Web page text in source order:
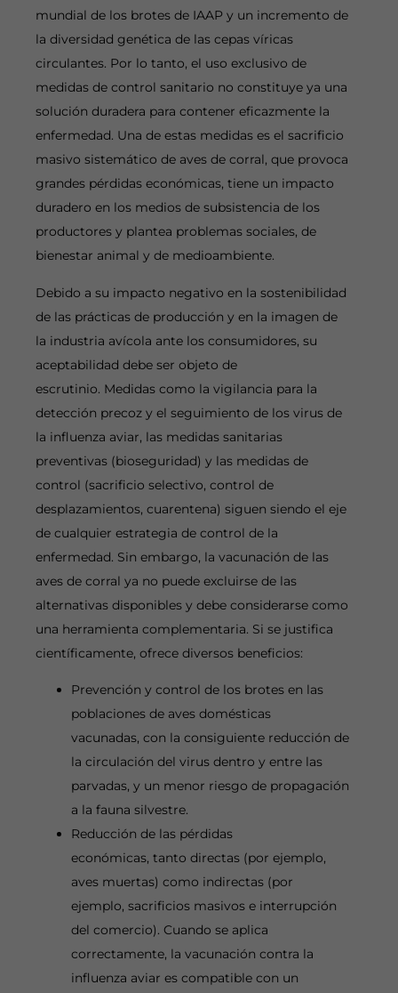
mundial de los brotes de IAAP y un incremento de
la diversidad genética de las cepas víricas
circulantes. Por lo tanto, el uso exclusivo de
medidas de control sanitario no constituye ya una
solución duradera para contener eficazmente la
enfermedad. Una de estas medidas es el sacrificio
masivo sistemático de aves de corral, que provoca
grandes pérdidas económicas, tiene un impacto
duradero en los medios de subsistencia de los
productores y plantea problemas sociales, de
bienestar animal y de medioambiente.
Debido a su impacto negativo en la sostenibilidad
de las prácticas de producción y en la imagen de
la industria avícola ante los consumidores, su
aceptabilidad debe ser objeto de
escrutinio. Medidas como la vigilancia para la
detección precoz y el seguimiento de los virus de
la influenza aviar, las medidas sanitarias
preventivas (bioseguridad) y las medidas de
control (sacrificio selectivo, control de
desplazamientos, cuarentena) siguen siendo el eje
de cualquier estrategia de control de la
enfermedad. Sin embargo, la vacunación de las
aves de corral ya no puede excluirse de las
alternativas disponibles y debe considerarse como
una herramienta complementaria. Si se justifica
científicamente, ofrece diversos beneficios:
Prevención y control de los brotes en las
poblaciones de aves domésticas
vacunadas, con la consiguiente reducción de
la circulación del virus dentro y entre las
parvadas, y un menor riesgo de propagación
a la fauna silvestre.
Reducción de las pérdidas
económicas, tanto directas (por ejemplo,
aves muertas) como indirectas (por
ejemplo, sacrificios masivos e interrupción
del comercio). Cuando se aplica
correctamente, la vacunación contra la
influenza aviar es compatible con un